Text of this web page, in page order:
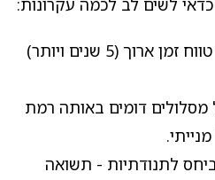
בדקו תשואות לאורך טווח זמן ארוך (5 שנים ויותר)
מסלולים דומים באותה רמת
לתנודתיות - תשואה